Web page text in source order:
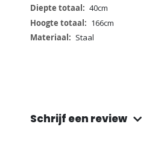
40cm
166cm
Staal
Schrijf een review